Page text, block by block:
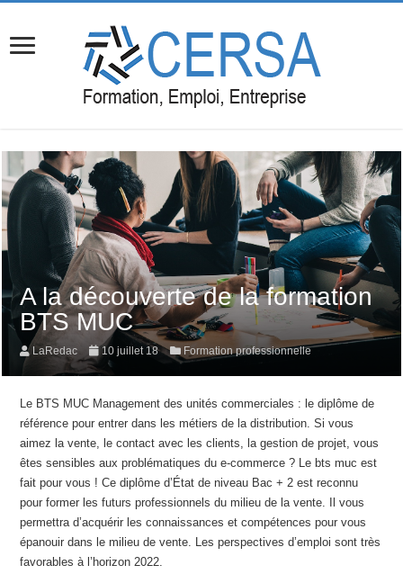
A la découverte de la formation
BTS MUC
LaRedac 10 juillet 18 Formation professionnelle
Le BTS MUC Management des unités commerciales : le diplôme de
référence pour entrer dans les métiers de la distribution. Si vous
aimez la vente, le contact avec les clients, la gestion de projet, vous
êtes sensibles aux problématiques du e-commerce ? Le bts muc est
fait pour vous ! Ce diplôme d’État de niveau Bac + 2 est reconnu
pour former les futurs professionnels du milieu de la vente. Il vous
permettra d’acquérir les connaissances et compétences pour vous
épanouir dans le milieu de vente. Les perspectives d’emploi sont très
favorables à l’horizon 2022.